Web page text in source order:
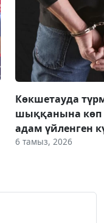
Көкшетауда
шыққанына көп
адам үйленген
6 тамыз, 2026